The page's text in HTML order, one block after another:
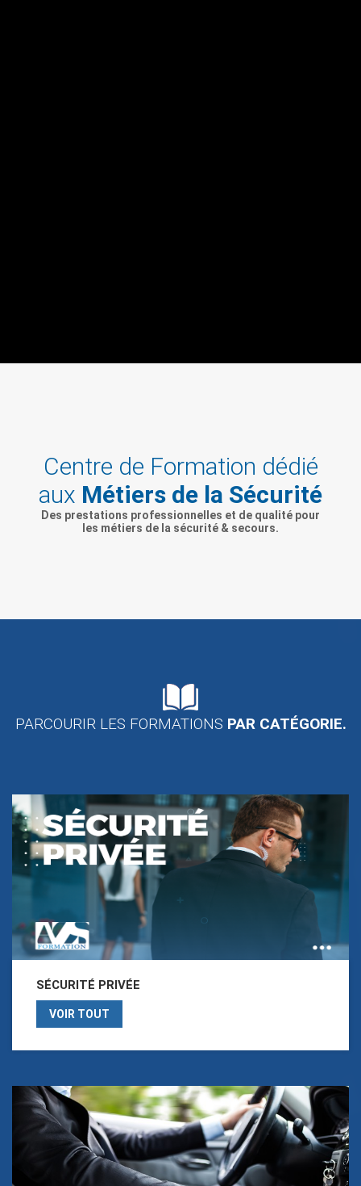
Centre de Formation dédié
aux Métiers de la Sécurité
Des prestations professionnelles et de qualité pour
les métiers de la sécurité & secours.
PARCOURIR LES FORMATIONS PAR CATÉGORIE.
SÉCURITÉ PRIVÉE
VOIR TOUT